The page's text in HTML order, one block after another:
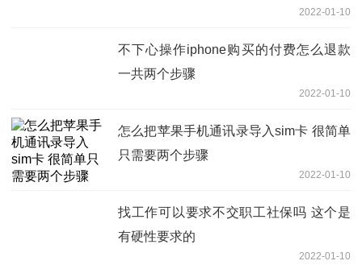
2022-01-10
不下心操作iphone购买的付费怎么退款
一共两个步骤
2022-01-10
怎么把苹果手机通讯录导入sim卡 很简单
只需要两个步骤
2022-01-10
找工作可以要求不交职工社保吗 这个是
有硬性要求的
2022-01-10